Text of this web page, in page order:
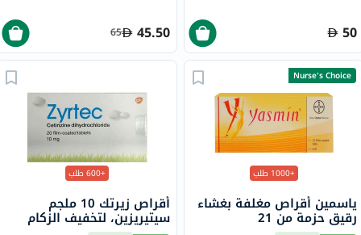
50
45.50
65
Nurse's Choice
+1000 طلب
ياسمين أقراص مغلفة بغشاء
رقيق حزمة من 21
+600 طلب
أقراص زيرتك 10 ملجم
سيتيريزين، لتخفيف الزكام